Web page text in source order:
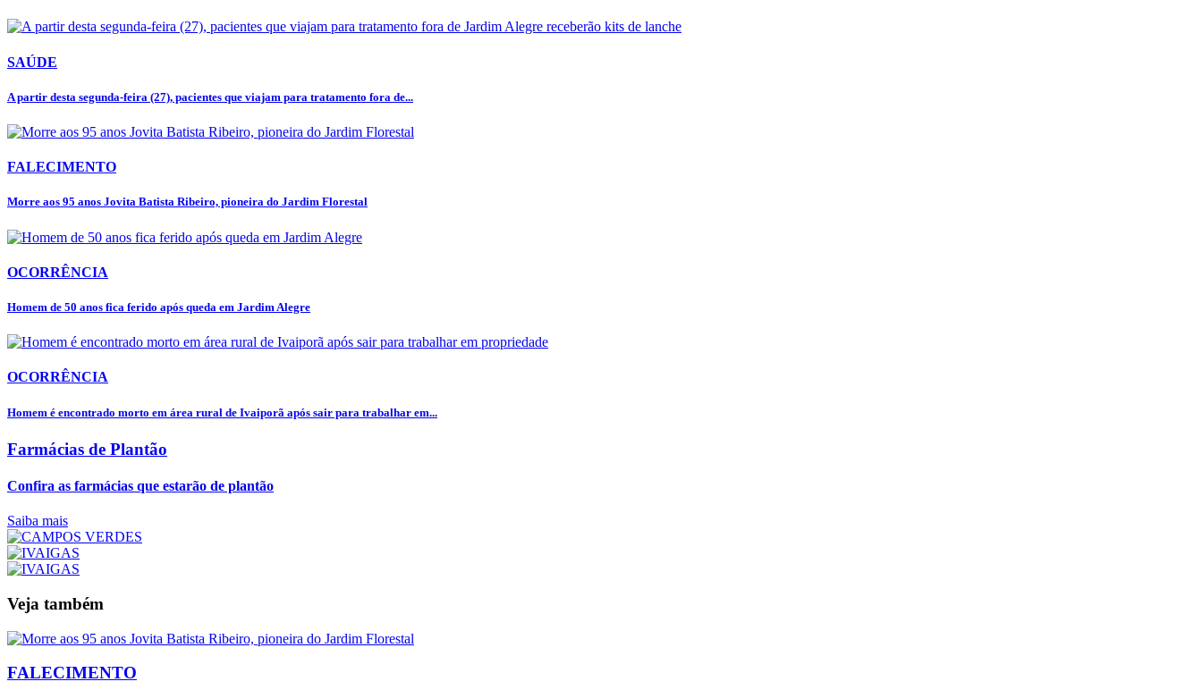
SAÚDE
A partir desta segunda-feira (27), pacientes que viajam para tratamento fora de...
FALECIMENTO
Morre aos 95 anos Jovita Batista Ribeiro, pioneira do Jardim Florestal
OCORRÊNCIA
Homem de 50 anos fica ferido após queda em Jardim Alegre
OCORRÊNCIA
Homem é encontrado morto em área rural de Ivaiporã após sair para trabalhar em...
Farmácias de Plantão
Confira as farmácias que estarão de plantão
Saiba mais
Veja também
FALECIMENTO